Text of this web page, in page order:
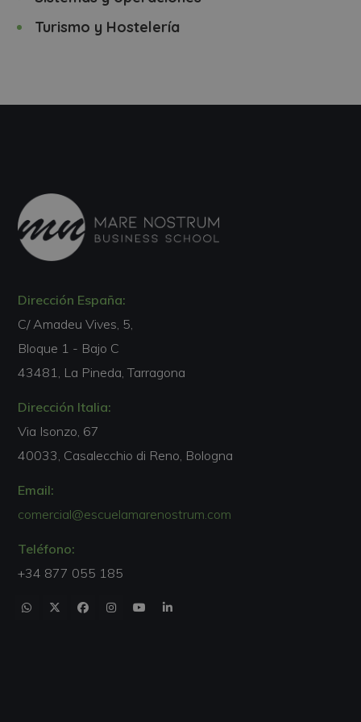
Turismo y Hostelería
Dirección España:
C/ Amadeu Vives, 5,
Bloque 1 - Bajo C
43481, La Pineda, Tarragona
Dirección Italia:
Via Isonzo, 67
40033, Casalecchio di Reno, Bologna
Email:
comercial@escuelamarenostrum.com
Teléfono:
+34 877 055 185